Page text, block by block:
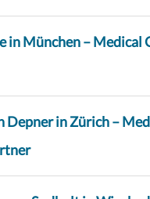
in München – Medical
Depner in Zürich –